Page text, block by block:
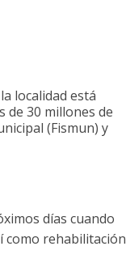
localidad está
de 30 millones de
(Fismun) y
días cuando
como rehabilitación